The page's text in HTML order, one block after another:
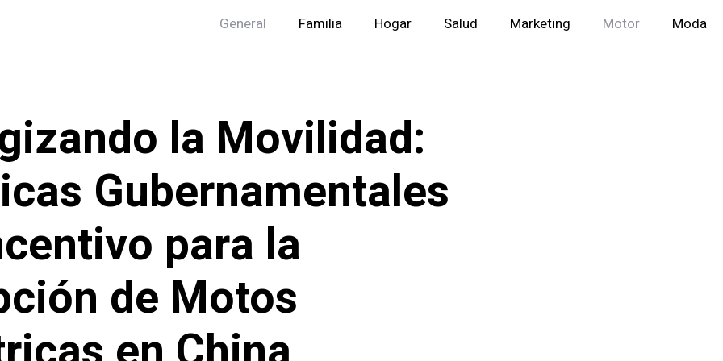
General Familia Hogar Salud Marketing Motor Moda
la Movilidad:
Gubernamentales
para la
de Motos